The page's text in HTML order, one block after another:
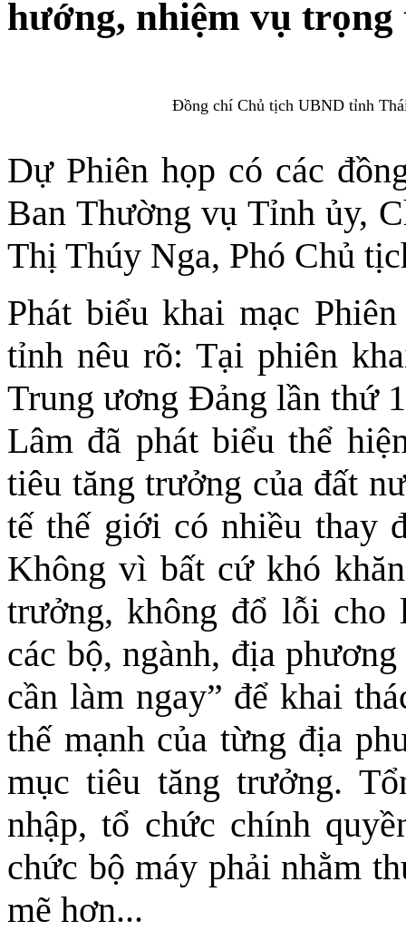
hướng, nhiệm vụ
Đồng chí Chủ tịch UBND tỉnh
Dự Phiên họp có các
Ban Thường vụ Tỉnh ủy,
Thị Thúy Nga, Phó Chủ
Phát biểu khai mạc
tỉnh nêu rõ: Tại phiên
Trung ương Đảng lần thứ
Lâm đã phát biểu thể
tiêu tăng trưởng của đất
tế thế giới có nhiều thay
Không vì bất cứ khó
trưởng, không đổ lỗi cho
các bộ, ngành, địa
cần làm ngay” để khai
thế mạnh của từng địa
mục tiêu tăng trưởng.
nhập, tổ chức chính
chức bộ máy phải nhằm
mẽ hơn...